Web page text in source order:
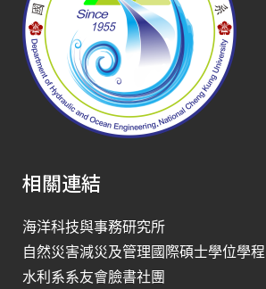
相關連結
海洋科技與事務研究所
自然災害減災及管理國際碩士學位學程
水利系系友會臉書社團